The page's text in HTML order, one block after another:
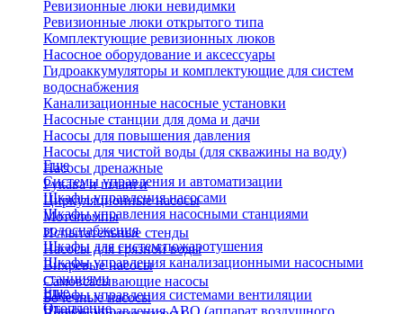
Ревизионные люки невидимки
Ревизионные люки открытого типа
Комплектующие ревизионных люков
Насосное оборудование и аксессуары
Гидроаккумуляторы и комплектующие для систем
водоснабжения
Канализационные насосные установки
Насосные станции для дома и дачи
Насосы для повышения давления
Насосы для чистой воды (для скважины на воду)
Насосы дренажные
Рукава и шланги
Циркуляционные насосы
Мотопомпы
Испытательные стенды
Насосы для грязной воды
Вихревые насосы
Самовсасывающие насосы
Бочечные насосы
Еще
Системы управления и автоматизации
Шкафы управления насосами
Шкафы управления насосными станциями
водоснабжения
Шкафы для систем пожаротушения
Шкафы управления канализационными насосными
станциями
Шкафы управления системами вентиляции
Шкафы управления АВО (аппарат воздушного
Еще
Отопление